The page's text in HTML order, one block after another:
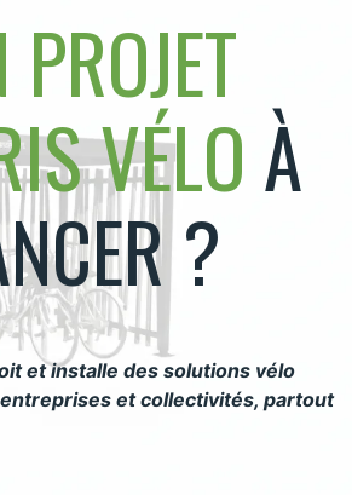
VÉLOÀ
?
et installe des solutions vélo
et collectivités, partout